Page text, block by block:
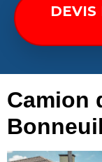
DEVIS
Camion